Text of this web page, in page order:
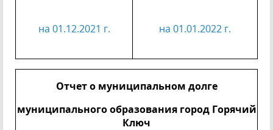
на 01.12.2021 г. на 01.01.2022 г.
Отчет о муниципальном долге
муниципального образования город Горячий
Ключ